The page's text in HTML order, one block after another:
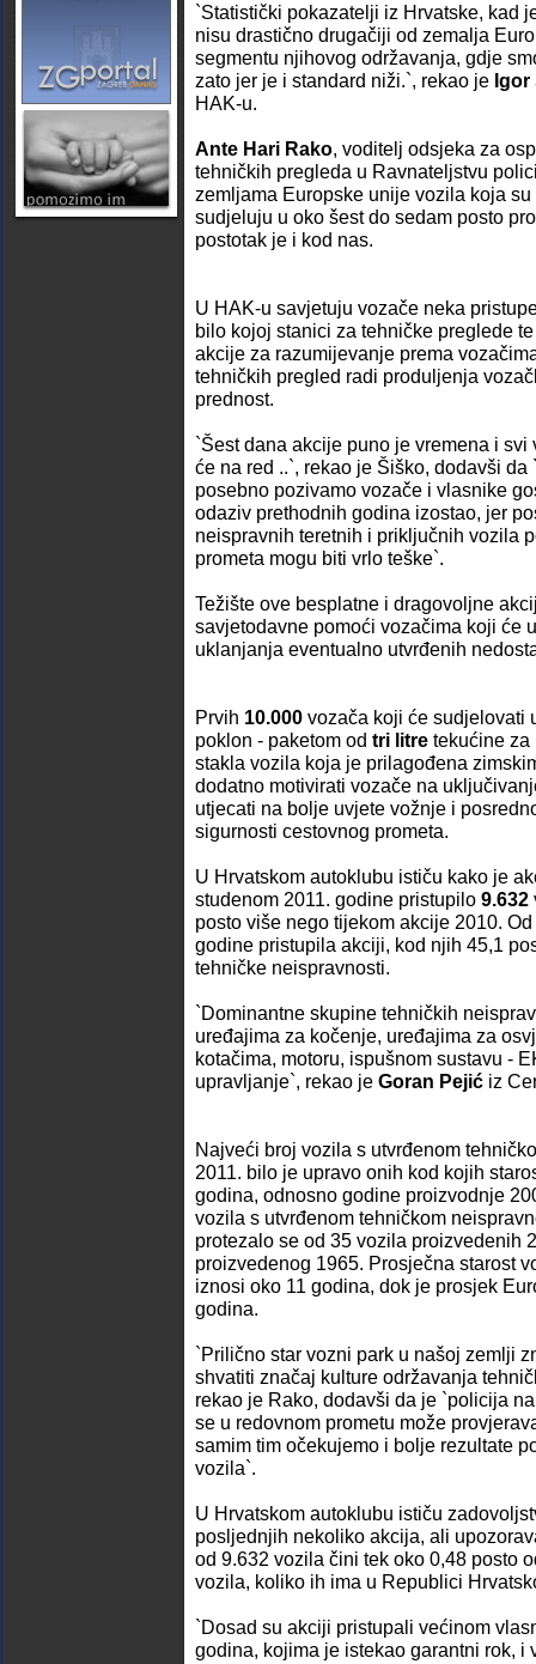
`Statistički pokazatelji iz Hrvatske, kad
nisu drastično drugačiji od zemalja
segmentu njihovog održavanja, gdje
zato jer je i standard niži.`, rekao je Igor
HAK-u.
Ante Hari Rako, voditelj odsjeka za
tehničkih pregleda u Ravnateljstvu
zemljama Europske unije vozila koja
sudjeluju u oko šest do sedam posto
postotak je i kod nas.
U HAK-u savjetuju vozače neka
bilo kojoj stanici za tehničke preglede
akcije za razumijevanje prema
tehničkih pregled radi produljenja
prednost.
`Šest dana akcije puno je vremena i
će na red ..`, rekao je Šiško, dodavši
posebno pozivamo vozače i vlasnike
odaziv prethodnih godina izostao, jer
neispravnih teretnih i priključnih vozila
prometa mogu biti vrlo teške`.
Težište ove besplatne i dragovoljne
savjetodavne pomoći vozačima koji će
uklanjanja eventualno utvrđenih
Prvih 10.000 vozača koji će sudjelovati
poklon - paketom od tri litre tekućine za
stakla vozila koja je prilagođena
dodatno motivirati vozače na
utjecati na bolje uvjete vožnje i
sigurnosti cestovnog prometa.
U Hrvatskom autoklubu ističu kako je
studenom 2011. godine pristupilo 9.632
posto više nego tijekom akcije 2010.
godine pristupila akciji, kod njih 45,1
tehničke neispravnosti.
`Dominantne skupine tehničkih
uređajima za kočenje, uređajima za
kotačima, motoru, ispušnom sustavu -
upravljanje`, rekao je Goran Pejić iz
Najveći broj vozila s utvrđenom
2011. bilo je upravo onih kod kojih
godina, odnosno godine proizvodnje
vozila s utvrđenom tehničkom
protezalo se od 35 vozila proizvedenih
proizvedenog 1965. Prosječna starost
iznosi oko 11 godina, dok je prosjek
godina.
`Prilično star vozni park u našoj zemlji
shvatiti značaj kulture održavanja
rekao je Rako, dodavši da je `policija
se u redovnom prometu može
samim tim očekujemo i bolje rezultate
vozila`.
U Hrvatskom autoklubu ističu
posljednjih nekoliko akcija, ali
od 9.632 vozila čini tek oko 0,48 posto
vozila, koliko ih ima u Republici
`Dosad su akciji pristupali većinom
godina, kojima je istekao garantni rok, i